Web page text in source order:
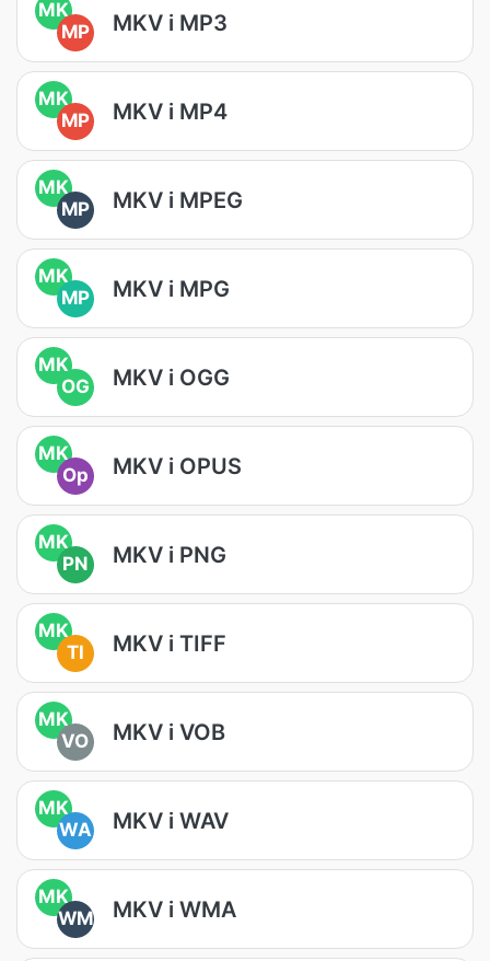
MK
MP
MKV i MP3
MK
MP
MKV i MP4
MK
MP
MKV i MPEG
MK
MP
MKV i MPG
MK
OG
MKV i OGG
MK
Op
MKV i OPUS
MK
PN
MKV i PNG
MK
TI
MKV i TIFF
MK
VO
MKV i VOB
MK
WA
MKV i WAV
MK
WM
MKV i WMA